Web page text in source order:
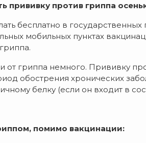
прививку против гриппа
бесплатно в государственных
мобильных пунктах
от гриппа немного. Прививку
обострения хронических
белку (если он входит в
помимо вакцинации: